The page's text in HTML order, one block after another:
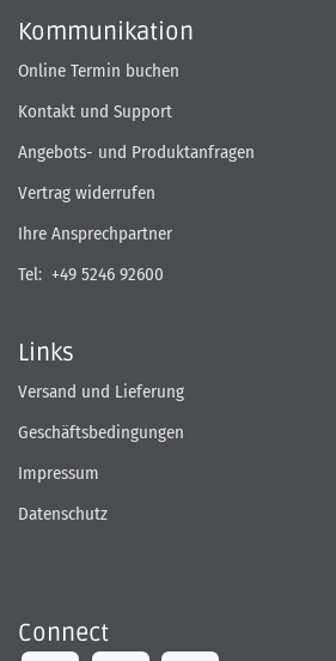
Kommunikation
Online Termin buchen
Kontakt und Support
Angebots- und Produktanfragen
Vertrag widerrufen
Ihre Ansprechpartner
Tel: +49 5246 92600
Links
Versand und Lieferung
Geschäftsbedingungen
Impressum
Datenschutz
Connect